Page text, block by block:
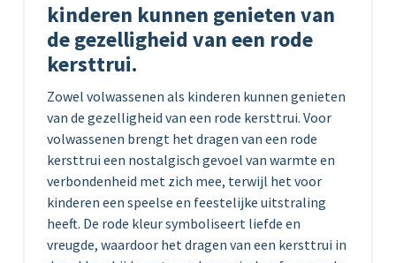
kinderen kunnen genieten van
de gezelligheid van een rode
kersttrui.
Zowel volwassenen als kinderen kunnen genieten
van de gezelligheid van een rode kersttrui. Voor
volwassenen brengt het dragen van een rode
kersttrui een nostalgisch gevoel van warmte en
verbondenheid met zich mee, terwijl het voor
kinderen een speelse en feestelijke uitstraling
heeft. De rode kleur symboliseert liefde en
vreugde, waardoor het dragen van een kersttrui in